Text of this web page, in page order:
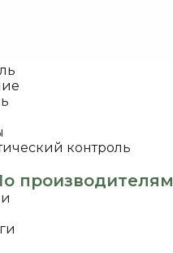
контроль
производителям